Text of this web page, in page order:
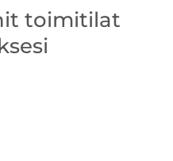
toimitilat